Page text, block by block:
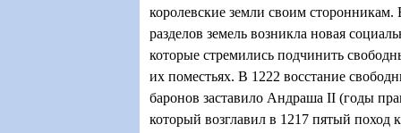
королевские земли своим сторонникам.
разделов земель возникла новая
которые стремились подчинить
их поместьях. В 1222 восстание
баронов заставило Андраша II (годы
который возглавил в 1217 пятый поход